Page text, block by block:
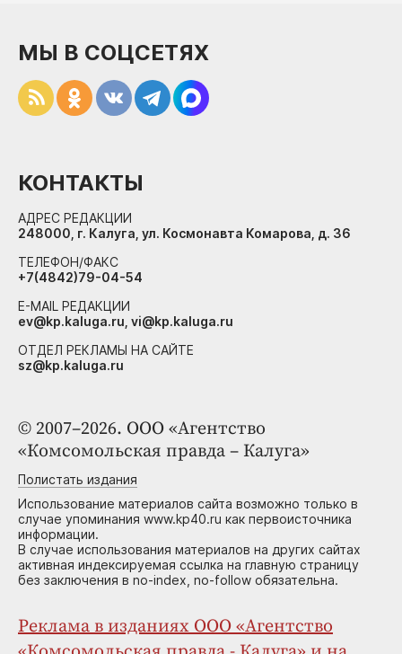
© 2007–2026. ООО «Агентство
«Комсомольская правда – Калуга»
Полистать издания
Использование материалов сайта возможно только в
случае упоминания www.kp40.ru как первоисточника
информации.
В случае использования материалов на других сайтах
активная индексируемая ссылка на главную страницу
без заключения в no-index, no-follow обязательна.
Реклама в изданиях ООО «Агентство
МЫ В СОЦСЕТЯХ
КОНТАКТЫ
АДРЕС РЕДАКЦИИ
248000, г. Калуга, ул. Космонавта Комарова, д. 36
ТЕЛЕФОН/ФАКС
+7(4842)79-04-54
E-MAIL РЕДАКЦИИ
ev@kp.kaluga.ru, vi@kp.kaluga.ru
ОТДЕЛ РЕКЛАМЫ НА САЙТЕ
sz@kp.kaluga.ru